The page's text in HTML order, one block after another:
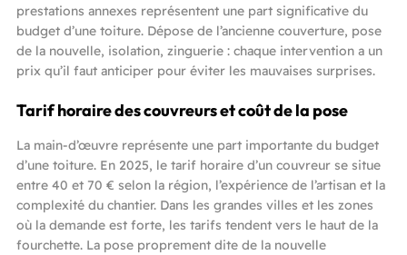
prestations annexes représentent une part significative du
budget d’une toiture. Dépose de l’ancienne couverture, pose
de la nouvelle, isolation, zinguerie : chaque intervention a un
prix qu’il faut anticiper pour éviter les mauvaises surprises.
Tarif horaire des couvreurs et coût de la pose
La main-d’œuvre représente une part importante du budget
d’une toiture. En 2025, le tarif horaire d’un couvreur se situe
entre 40 et 70 € selon la région, l’expérience de l’artisan et la
complexité du chantier. Dans les grandes villes et les zones
où la demande est forte, les tarifs tendent vers le haut de la
fourchette. La pose proprement dite de la nouvelle